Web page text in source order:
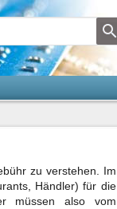
zu verstehen. Im
Händler) für die
müssen also vom